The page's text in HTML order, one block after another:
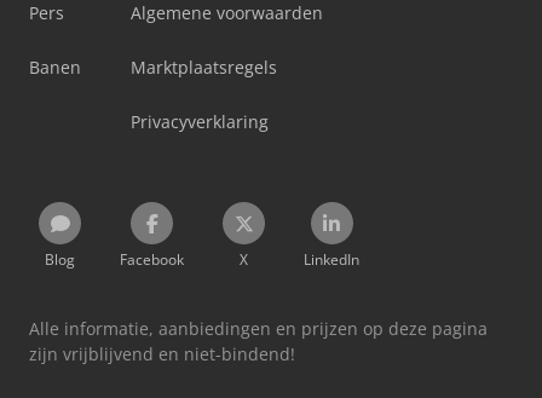
Pers
Banen
Algemene voorwaarden
Marktplaatsregels
Privacyverklaring
Blog Facebook X LinkedIn
Alle informatie, aanbiedingen en prijzen op deze pagina
zijn vrijblijvend en niet-bindend!